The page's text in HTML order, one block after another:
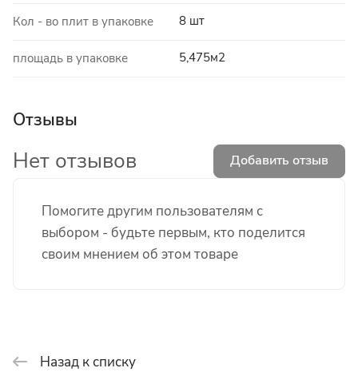
Кол - во плит в упаковке 8 шт
площадь в упаковке 5,475м2
Отзывы
Помогите другим пользователям с
выбором - будьте первым, кто поделится
своим мнением об этом товаре
Нет отзывов Добавить отзыв
Назад к списку